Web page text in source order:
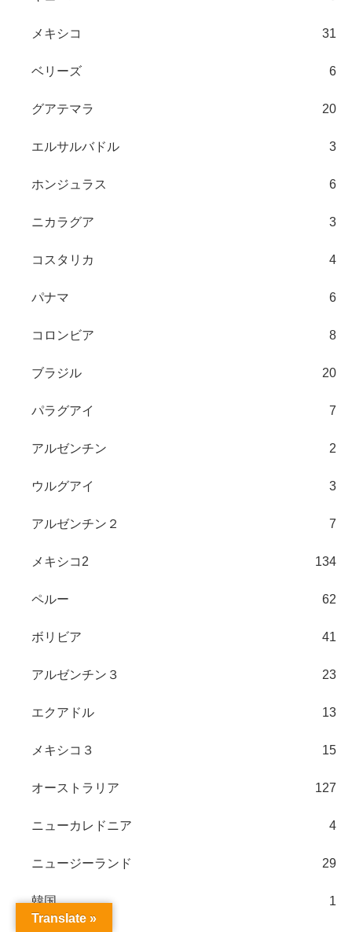
メキシコ 31
ベリーズ 6
グアテマラ 20
エルサルバドル 3
ホンジュラス 6
ニカラグア 3
コスタリカ 4
パナマ 6
コロンビア 8
ブラジル 20
パラグアイ 7
アルゼンチン 2
ウルグアイ 3
アルゼンチン２ 7
メキシコ2 134
ペルー 62
ボリビア 41
アルゼンチン３ 23
エクアドル 13
メキシコ３ 15
オーストラリア 127
ニューカレドニア 4
ニュージーランド 29
韓国
1
Translate »